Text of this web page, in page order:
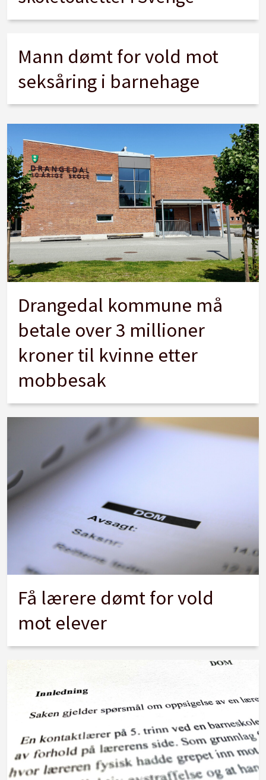
Mann dømt for vold mot
seksåring i barnehage
Drangedal kommune må
betale over 3 millioner
kroner til kvinne etter
mobbesak
Få lærere dømt for vold
mot elever